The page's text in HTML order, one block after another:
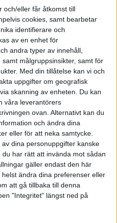
och/eller får åtkomst till
cookies, samt bearbetar
identifierare och
av en enhet för
andra typer av innehåll,
målgruppsinsikter, samt för
Med din tillåtelse kan vi och
uppgifter om geografisk
skanning av enheten. Du kan
våra leverantörers
ovan. Alternativt kan du
och ändra dina
eller för att neka samtycke.
dina personuppgifter kanske
har rätt att invända mot sådan
gäller endast den här
ändra dina preferenser eller
att gå tillbaka till denna
"Integritet" längst ned på
att vi inte kan ha kunskap om
har säker kunskap om något
kan ha goda skäl att tro på något.
utveckling vara ett hyfsat gott
hög sannolikhet, kommer inträffa i
för att tro på något, utan man
och väga in dem i bedömningen.
att basera sina investeringar på
på måfå.
11:14
kunna bygga en trendlinje. Så